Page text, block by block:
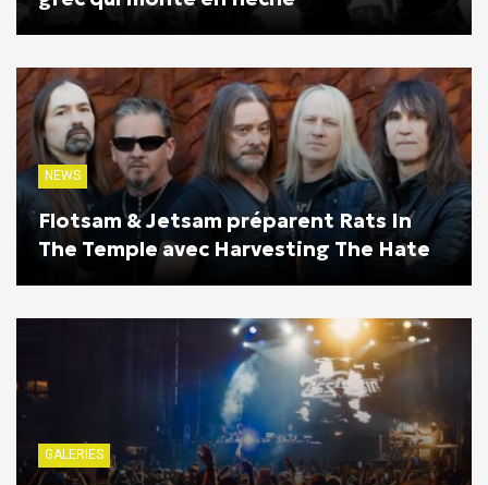
NEWS
Flotsam & Jetsam préparent Rats In
The Temple avec Harvesting The Hate
GALERIES